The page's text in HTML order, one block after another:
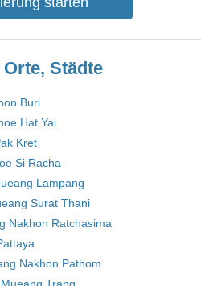
Städte
Buri
Hat Yai
Kret
Si Racha
Lampang
Surat Thani
Nakhon Ratchasima
Nakhon Pathom